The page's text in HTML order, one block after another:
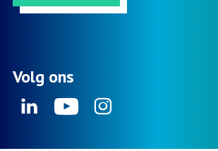
Volg ons